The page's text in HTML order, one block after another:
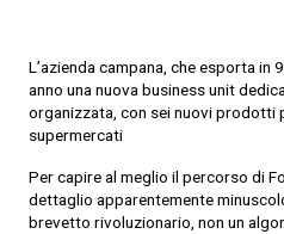
L’azienda campana, che esporta in
anno una nuova business unit
organizzata, con sei nuovi prodotti
supermercati
Per capire al meglio il percorso di
dettaglio apparentemente
brevetto rivoluzionario, non un